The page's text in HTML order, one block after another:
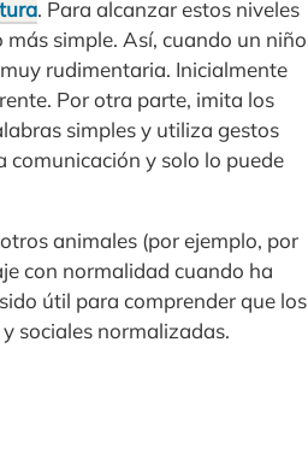
. Para alcanzar estos niveles
simple. Así, cuando un niño
rudimentaria. Inicialmente
Por otra parte, imita los
simples y utiliza gestos
comunicación y solo lo puede
animales (por ejemplo, por
con normalidad cuando ha
útil para comprender que los
sociales normalizadas.